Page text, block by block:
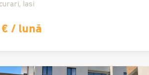
Iasi
€ / lună